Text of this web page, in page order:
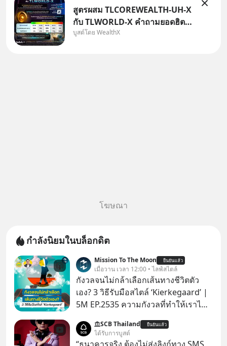
สูตรผสม TLCOREWEALTH-UH-X
กับ TLWORLD-X คำถามยอดฮิตที่
คนใช้ WealthX ถามเข้ามา
บูสต์โดย WealthX
โฆษณา
กำลังนิยมในบล็อกดิต
Mission To The Moon ยืนยันแล้ว
เมื่อวาน เวลา 12:00 • ไลฟ์สไตล์
กังวลจนไม่กล้าเลือกเส้นทางชีวิตตัว
เอง? 3 วิธีรับมือสไตล์ ‘Kierkegaard’ |
5M EP.2535 ความกังวลที่ทำให้เราไม่
เรื่องใหญ่ หรือแม้แต่เรื่องสำคัญของ
ชีวิตเกิดจากการที่เรามี ‘อิสรภาพ’ และมี
SCB Thailand ยืนยันแล้ว
ได้รับการบูสต์